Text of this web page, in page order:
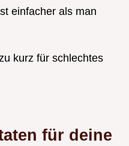
einfacher als man
kurz für schlechtes
für deine